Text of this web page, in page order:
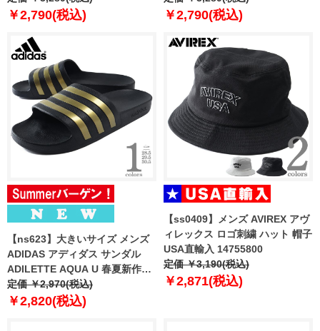
￥2,790(税込) ￥2,790(税込)
【ns623】大きいサイズ メンズ
ADIDAS アディダス サンダル
ADILETTE AQUA U 春夏新作
eg1758
定価 ￥2,970(税込)
￥2,820(税込)
【ss0409】メンズ AVIREX アヴ
ィレックス ロゴ刺繍 ハット 帽子
USA直輸入 14755800
定価 ￥3,190(税込)
￥2,871(税込)